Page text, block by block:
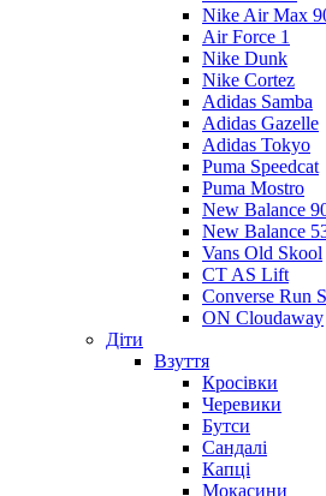
Nike Air Max
Air Force 1
Nike Dunk
Nike Cortez
Adidas Samba
Adidas Gazelle
Adidas Tokyo
Puma Speedcat
Puma Mostro
New Balance
New Balance
Vans Old Skool
CT AS Lift
Converse Run
ON Cloudaway
Діти
Взуття
Кросівки
Черевики
Бутси
Сандалі
Капці
Мокасини